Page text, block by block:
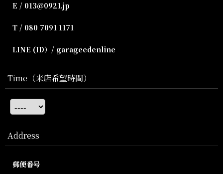
E / 013@0921.jp
T / 080 7091 1171
LINE (ID）/ garageedenline
Time（来店希望時間）
Address
郵便番号